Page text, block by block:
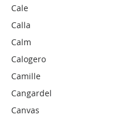
Cale
Calla
Calm
Calogero
Camille
Cangardel
Canvas